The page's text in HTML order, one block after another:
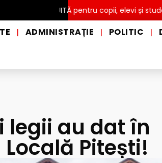
GRATUITĂ pentru copii, elevi și studenți, de
| ADMINISTRAȚIE | POLITIC |
legii au dat în
Pitești!